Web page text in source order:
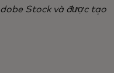
Stock và được tạo